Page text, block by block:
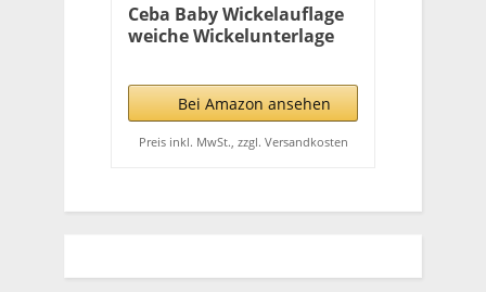
Ceba Baby Wickelauflage
weiche Wickelunterlage
Abwaschbar 75x70 Giraffe
Bei Amazon ansehen
Preis inkl. MwSt., zzgl. Versandkosten